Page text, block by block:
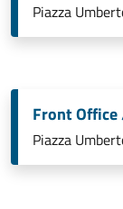
Piazza
Front
Piazza